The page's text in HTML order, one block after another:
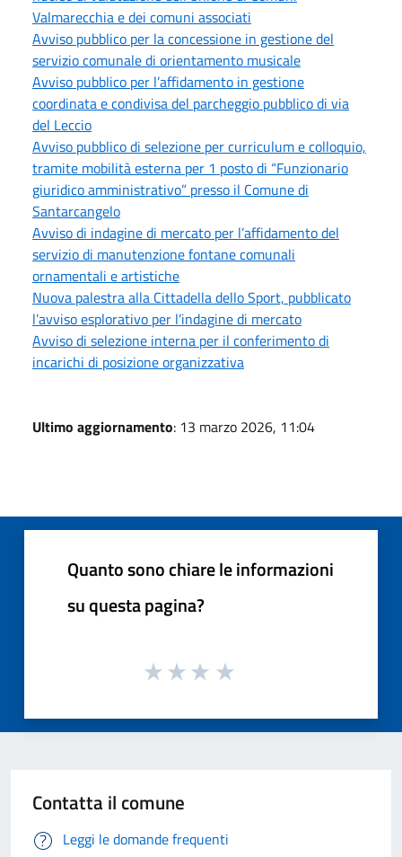
Valmarecchia e dei comuni associati
Avviso pubblico per la concessione in gestione del
servizio comunale di orientamento musicale
Avviso pubblico per l’affidamento in gestione
coordinata e condivisa del parcheggio pubblico di via
del Leccio
Avviso pubblico di selezione per curriculum e colloquio,
tramite mobilità esterna per 1 posto di “Funzionario
giuridico amministrativo” presso il Comune di
Santarcangelo
Avviso di indagine di mercato per l’affidamento del
servizio di manutenzione fontane comunali
ornamentali e artistiche
Nuova palestra alla Cittadella dello Sport, pubblicato
l’avviso esplorativo per l’indagine di mercato
Avviso di selezione interna per il conferimento di
incarichi di posizione organizzativa
Ultimo aggiornamento: 13 marzo 2026, 11:04
Quanto sono chiare le informazioni
su questa pagina?
Contatta il comune
Leggi le domande frequenti